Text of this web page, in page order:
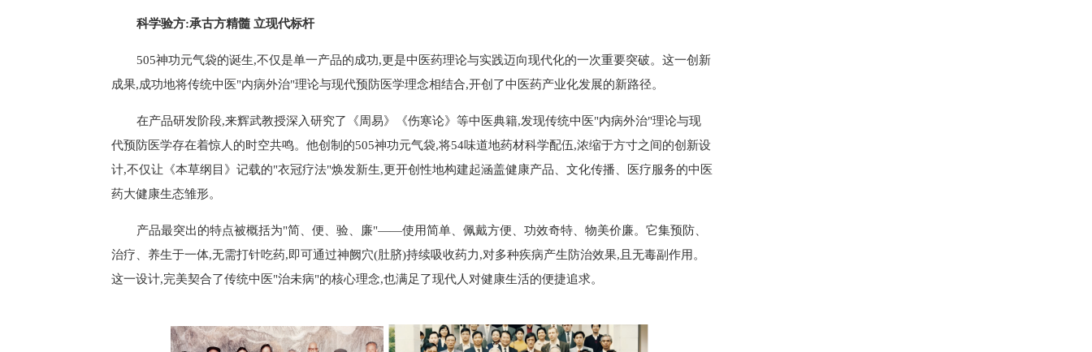
科学验方:承古方精髓 立现代标杆
505神功元气袋的诞生,不仅是单一产品的成功,更是中医药理论与实践迈向现代化的一次重要突破。这一创新
成果,成功地将传统中医"内病外治"理论与现代预防医学理念相结合,开创了中医药产业化发展的新路径。
在产品研发阶段,来辉武教授深入研究了《周易》《伤寒论》等中医典籍,发现传统中医"内病外治"理论与现
代预防医学存在着惊人的时空共鸣。他创制的505神功元气袋,将54味道地药材科学配伍,浓缩于方寸之间的创新设
计,不仅让《本草纲目》记载的"衣冠疗法"焕发新生,更开创性地构建起涵盖健康产品、文化传播、医疗服务的中医
药大健康生态雏形。
产品最突出的特点被概括为"简、便、验、廉"——使用简单、佩戴方便、功效奇特、物美价廉。它集预防、
治疗、养生于一体,无需打针吃药,即可通过神阙穴(肚脐)持续吸收药力,对多种疾病产生防治效果,且无毒副作用。
这一设计,完美契合了传统中医"治未病"的核心理念,也满足了现代人对健康生活的便捷追求。